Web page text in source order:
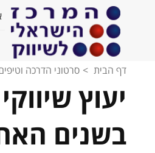
דף הבית סרטוני הדרכה
בשנים